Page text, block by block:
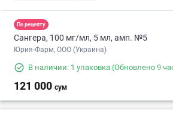
По рецепту
Сангера, 100 мг/мл, 5 мл, амп. №5
Юрия-Фарм, ООО (Украина)
В наличии: 1 упаковка (Обновлено 9
121 000 сум